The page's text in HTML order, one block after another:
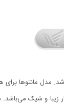
مدل مانتو‌ها